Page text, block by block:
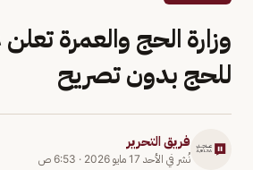
للحج بدون تصريح
فريق التحرير
نُشر في الأحد 17 مايو 2026 · 6:53 ص